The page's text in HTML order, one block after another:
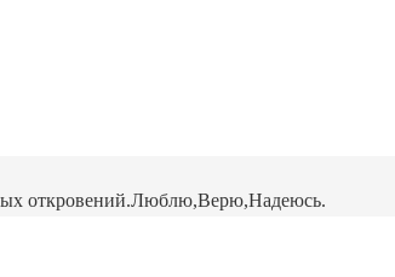
откровений.Люблю,Верю,Надеюсь.